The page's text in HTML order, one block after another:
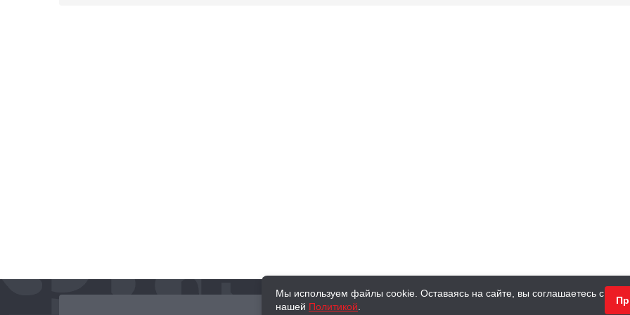
Мы используем файлы cookie. Оставаясь на сайте, вы соглашаетесь с
нашей Политикой